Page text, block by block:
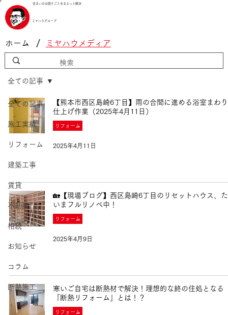
ミヤハウグループ
住まいのお困りごとをまるっと解決
ホーム / ミヤハウメディア
全ての記事
施工実績
リフォーム
建築工事
賃貸
不動産
相続
お知らせ
コラム
断熱施工
全ての記事
【熊本市西区島崎6丁目】雨の合間に進める浴室まわ
仕上げ作業（2025年4月11日）
リフォーム
2025年4月11日
🏡【現場ブログ】西区島崎6丁目のリセットハウス、
いまフルリノベ中！
リフォーム
2025年4月9日
寒いご自宅は断熱材で解決！理想的な終の住処となる
「断熱リフォーム」とは！？
リフォーム